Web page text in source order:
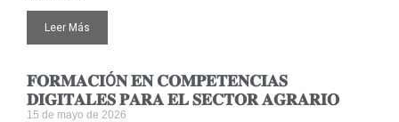
Leer Más
𝐅𝐎𝐑𝐌𝐀𝐂𝐈Ó𝐍 𝐄𝐍 𝐂𝐎𝐌𝐏𝐄𝐓𝐄𝐍𝐂𝐈𝐀𝐒
𝐃𝐈𝐆𝐈𝐓𝐀𝐋𝐄𝐒 𝐏𝐀𝐑𝐀 𝐄𝐋 𝐒𝐄𝐂𝐓𝐎𝐑 𝐀𝐆𝐑𝐀𝐑𝐈𝐎
15 de mayo de 2026